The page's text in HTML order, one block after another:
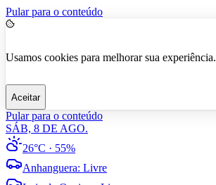
Pular para o conteúdo
Usamos cookies para melhorar sua experiência.
Aceitar
Pular para o conteúdo
SÁB, 8 DE AGO.
26°C · 55%
Anhanguera: Livre